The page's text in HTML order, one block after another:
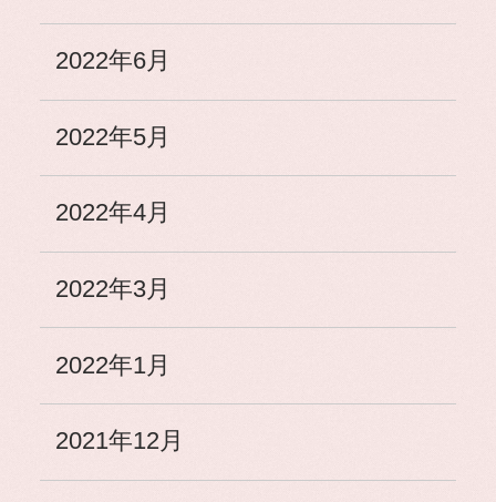
2022年6月
2022年5月
2022年4月
2022年3月
2022年1月
2021年12月